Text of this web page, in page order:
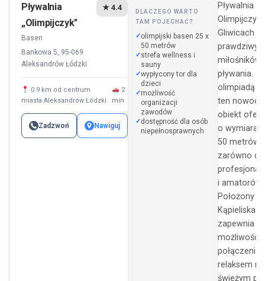
Pływalnia
„Olimpijczyk"
Basen
Bankowa 5, 95-069
Aleksandrów Łódzki
★ 4.4
0.9 km od centrum
miasta Aleksandrów Łódzki
2
min
Zadzwoń Nawiguj
DLACZEGO WARTO
TAM POJECHAĆ?
olimpijski basen 25 x
50 metrów
strefa wellness i
sauny
wypłycony tor dla
dzieci
możliwość
organizacji
zawodów
dostępność dla osób
niepełnosprawnych
Pływalnia
Olimpijczyk
Gliwicach to
prawdziwy
miłośników
pływania. Z
olimpiadą
ten
obiekt
o
50 metrów,
zarówno
i amatorów.
Położony
Kąpieliska
zapewnia
możliwość
połączenia
relaksem na
świeżym